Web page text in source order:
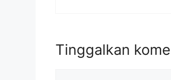
Tinggalkan